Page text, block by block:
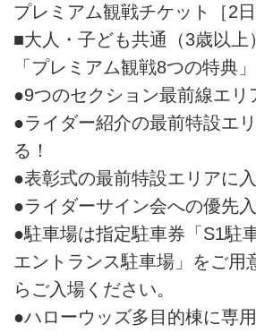
プレミアム観戦チケット［2日
■大人・子ども共通（3歳以
「プレミアム観戦8つの特典」
●9つのセクション最前線エリ
●ライダー紹介の最前特設エ
る！
●表彰式の最前特設エリアに
●ライダーサイン会への優先入
●駐車場は指定駐車券「S1駐
エントランス駐車場」をご用
らご入場ください。
●ハローウッズ多目的棟に専